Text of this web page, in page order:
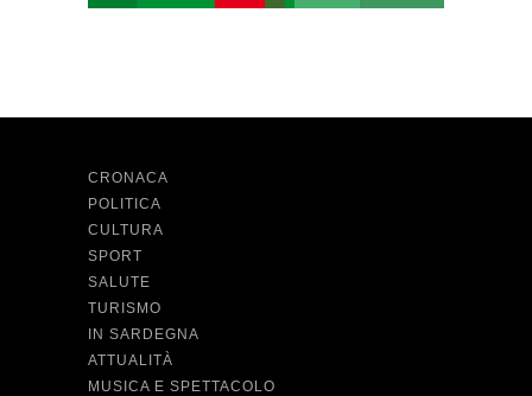
CRONACA
POLITICA
CULTURA
SPORT
SALUTE
TURISMO
IN SARDEGNA
ATTUALITÀ
MUSICA E SPETTACOLO